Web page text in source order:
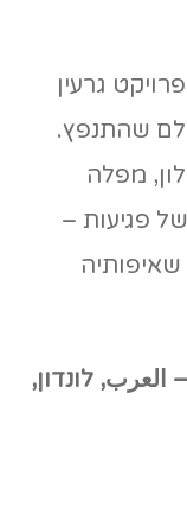
גרעין
שהתנפץ.
מפלה
פגיעות –
العرب, לונדון,